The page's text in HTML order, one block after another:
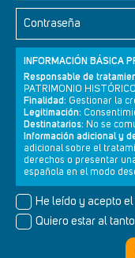
Contraseña
INFORMACIÓN BÁSICA
Responsable de
PATRIMONIO
Finalidad: Gestionar la
Legitimación:
Destinatarios: No se
Información adicional y
adicional sobre el
derechos o presentar
española en el modo
He leído y acepto el
Quiero estar al
Newsletter Aviso legal
© Cultura+